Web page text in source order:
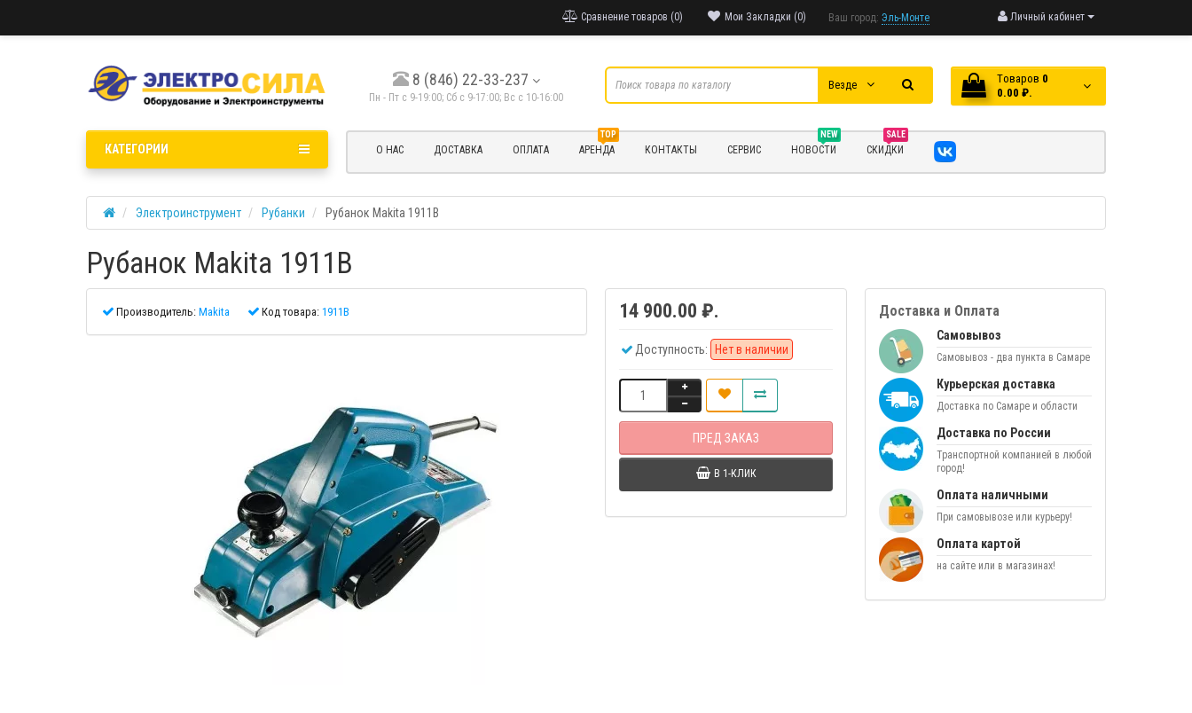
Личный кабинет
Ваш город: Эль-Монте
Мои Закладки (0)
Сравнение товаров (0)
8 (846) 22-33-237
Пн - Пт с 9-19:00; Cб с 9-17:00; Вс с 10-16:00
Везде Tоваров 0
0.00 ₽.
О НАС ДОСТАВКА ОПЛАТА
TOP
АРЕНДА КОНТАКТЫ СЕРВИС
NEW
НОВОСТИ
SALE
СКИДКИ
КАТЕГОРИИ
Электроинструмент Рубанки Рубанок Makita 1911B
Рубанок Makita 1911B
Производитель: Makita Код товара: 1911B 14 900.00 ₽.
Доступность: Нет в наличии
ПРЕД ЗАКАЗ
В 1-КЛИК
Доставка и Оплата
Самовывоз
Самовывоз - два пункта в Самаре
Курьерская доставка
Доставка по Самаре и области
Доставка по России
Транспортной компанией в любой
город!
Оплата наличными
При самовывозе или курьеру!
Оплата картой
на сайте или в магазинах!